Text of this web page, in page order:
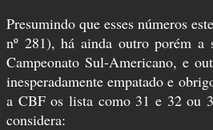
Presumindo que esses números
nº 281), há ainda outro porém a
Campeonato Sul-Americano, e
inesperadamente empatado e
a CBF os lista como 31 e 32 ou
considera: